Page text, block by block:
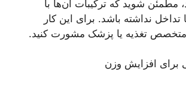
مطمئن شوید که ترکیبات آن‌ها با
تداخل نداشته باشد. برای این کار
متخصص تغذیه یا پزشک مشورت کنید.
برای افزایش وزن